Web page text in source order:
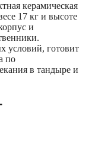
керамическая
17 кг и высоте
и
условий, готовит
по
в тандыре и